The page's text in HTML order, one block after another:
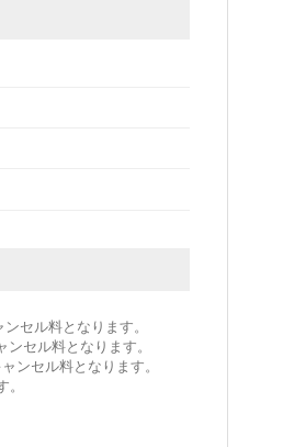
セル料となります。
セル料となります。
セル料となります。